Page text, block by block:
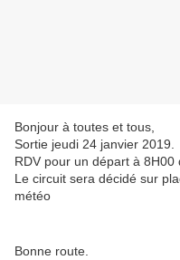
Bonjour à toutes et tous,
Sortie jeudi 24 janvier 2019.
RDV pour un départ à 8H00
Le circuit sera décidé sur
météo
Bonne route.